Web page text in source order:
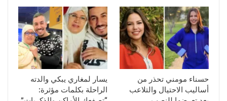
حسناء مومني تحذر من
أساليب الاحتيال والتلاعب
يسار لمغاري يبكي والدته
الراحلة بكلمات مؤثرة: